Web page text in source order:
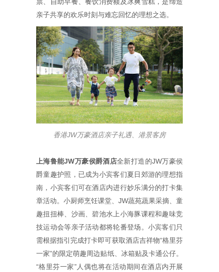
亲子共享的欢乐时刻与难忘回忆的理想之选。
香港JW万豪酒店亲子礼遇、港景客房
上海鲁能JW万豪侯爵酒店全新打造的JW万豪侯
爵童趣护照，已成为小宾客们夏日郊游的理想指
南，小宾客们可在酒店内进行妙乐满分的打卡集
章活动。小厨师烹饪课堂、JW蔬苑蔬果采摘、童
趣扭扭棒、沙画、碧池水上小海豚课程和趣味竞
技运动会等亲子活动都将轮番登场。小宾客们只
需根据指引完成打卡即可获取酒店吉祥物“格里芬
一家”的限定萌趣周边贴纸、冰箱贴及卡通公仔。
“格里芬一家”人偶也将在活动期间在酒店内开展